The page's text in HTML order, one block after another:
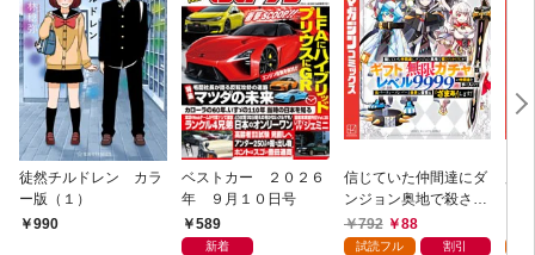
徒然チルドレン カラ
ー版（１）
990
ベストカー ２０２６
年 ９月１０日号
589
新着
信じていた仲間達にダ
ンジョン奥地で殺され
かけたがギフト『無限
ガチャ』でレベル９９
792 88
試読フル 割引